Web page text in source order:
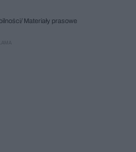
Materiały prasowe